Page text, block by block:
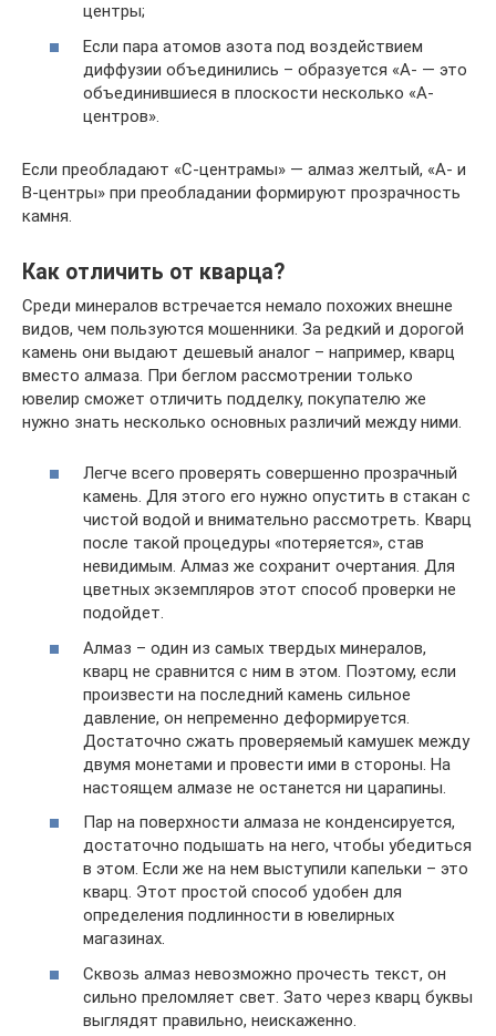
центры;
Если пара атомов азота под воздействием
диффузии объединились – образуется «А- — это
объединившиеся в плоскости несколько «А-
центров».
Если преобладают «С-центрамы» — алмаз желтый, «А- и
В-центры» при преобладании формируют прозрачность
камня.
Как отличить от кварца?
Среди минералов встречается немало похожих внешне
видов, чем пользуются мошенники. За редкий и дорогой
камень они выдают дешевый аналог – например, кварц
вместо алмаза. При беглом рассмотрении только
ювелир сможет отличить подделку, покупателю же
нужно знать несколько основных различий между ними.
Легче всего проверять совершенно прозрачный
камень. Для этого его нужно опустить в стакан с
чистой водой и внимательно рассмотреть. Кварц
после такой процедуры «потеряется», став
невидимым. Алмаз же сохранит очертания. Для
цветных экземпляров этот способ проверки не
подойдет.
Алмаз – один из самых твердых минералов,
кварц не сравнится с ним в этом. Поэтому, если
произвести на последний камень сильное
давление, он непременно деформируется.
Достаточно сжать проверяемый камушек между
двумя монетами и провести ими в стороны. На
настоящем алмазе не останется ни царапины.
Пар на поверхности алмаза не конденсируется,
достаточно подышать на него, чтобы убедиться
в этом. Если же на нем выступили капельки – это
кварц. Этот простой способ удобен для
определения подлинности в ювелирных
магазинах.
Сквозь алмаз невозможно прочесть текст, он
сильно преломляет свет. Зато через кварц буквы
выглядят правильно, неискаженно.